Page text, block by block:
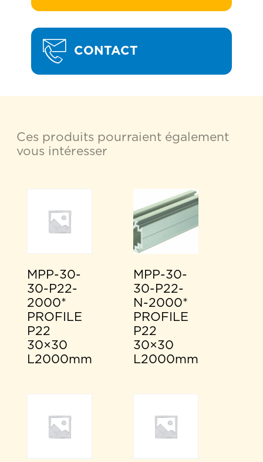
CONTACT
Ces produits pourraient également
vous intéresser
MPP-30-
30-P22-
2000*
PROFILE
P22
30×30
L2000mm
MPP-30-
30-P22-
N-2000*
PROFILE
P22
30×30
L2000mm